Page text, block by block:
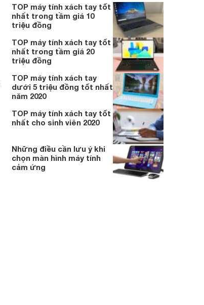
TOP máy tính xách tay tốt
nhất trong tầm giá 10
triệu đồng
TOP máy tính xách tay tốt
nhất trong tầm giá 20
triệu đồng
TOP máy tính xách tay
dưới 5 triệu đồng tốt nhất
năm 2020
TOP máy tính xách tay tốt
nhất cho sinh viên 2020
Những điều cần lưu ý khi
chọn màn hình máy tính
cảm ứng